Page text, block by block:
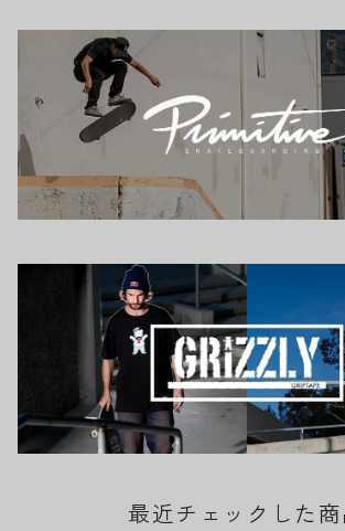
最近チェックした商